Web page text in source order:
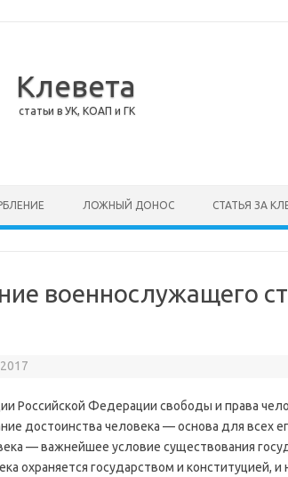
Клевета
статьи в УК, КОАП и ГК
ЛОЖНЫЙ ДОНОС СТАТЬЯ ЗА
военнослужащего
Российской Федерации свободы и права
достоинства человека — основа для всех
— важнейшее условие существования
охраняется государством и конституцией,